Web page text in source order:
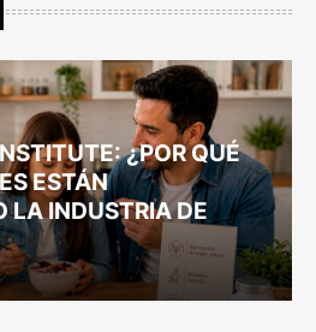
¿POR QUÉ
ESTÁN
LA INDUSTRIA DE